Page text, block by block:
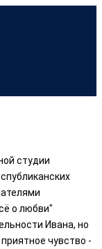
студии
о любви"
Ивана, но
чувство -